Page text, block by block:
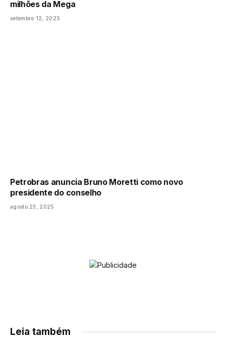
milhões da Mega
setembro 12, 2025
Petrobras anuncia Bruno Moretti como novo
presidente do conselho
agosto 23, 2025
Leia também